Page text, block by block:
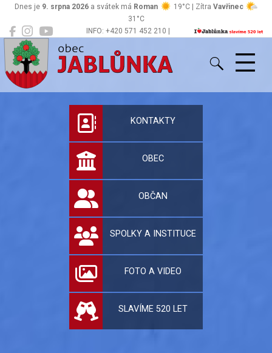
INFO: +420 571 452 210 |
Dnes je 9. srpna 2026 a svátek má Roman 19°C | Zítra Vavřinec
31°C
Jablůnka
Oficiální stránky
KONTAKTY
OBEC
OBČAN
SPOLKY A INSTITUCE
FOTO A VIDEO
SLAVÍME 520 LET